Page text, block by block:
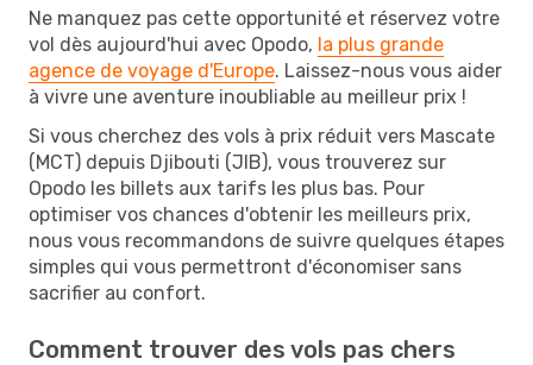
Ne manquez pas cette opportunité et réservez votre
vol dès aujourd'hui avec Opodo, la plus grande
agence de voyage d'Europe. Laissez-nous vous aider
à vivre une aventure inoubliable au meilleur prix !
Si vous cherchez des vols à prix réduit vers Mascate
(MCT) depuis Djibouti (JIB), vous trouverez sur
Opodo les billets aux tarifs les plus bas. Pour
optimiser vos chances d'obtenir les meilleurs prix,
nous vous recommandons de suivre quelques étapes
simples qui vous permettront d'économiser sans
sacrifier au confort.
Comment trouver des vols pas chers